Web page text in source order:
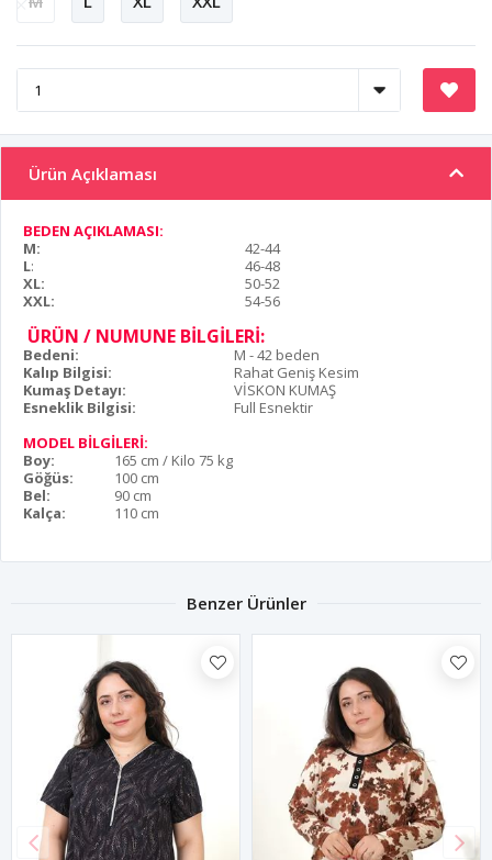
Ürün Açıklaması
BEDEN AÇIKLAMASI:
M:
42-44
L:
46-48
XL:
50-52
XXL:
54-56
ÜRÜN / NUMUNE BİLGİLERİ:
Bedeni:
M - 42 beden
Kalıp Bilgisi:
Rahat Geniş Kesim
Kumaş Detayı:
VİSKON KUMAŞ
Esneklik Bilgisi:
Full Esnektir
MODEL BİLGİLERİ:
Boy:
165 cm / Kilo 75 kg
Göğüs:
100 cm
Bel:
90 cm
Kalça:
110 cm
Benzer Ürünler